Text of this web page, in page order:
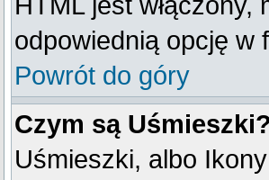
odpowiednią opcję w
Powrót do góry
Czym są Uśmieszki?
Uśmieszki, albo